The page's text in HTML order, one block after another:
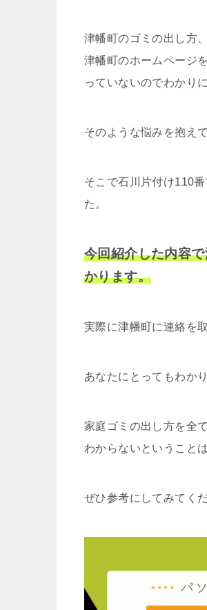
津幡町のゴミの出し方
津幡町のホームページ
っていないのでわかり
そのような悩みを抱え
そこで石川片付け110
た。
今回紹介した内容
かります。
実際に津幡町に連絡を
あなたにとってもわか
家庭ゴミの出し方を全
わからないということ
ぜひ参考にしてみてくだ